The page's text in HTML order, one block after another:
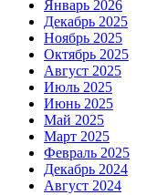
Январь 2026
Декабрь 2025
Ноябрь 2025
Октябрь 2025
Август 2025
Июль 2025
Июнь 2025
Май 2025
Март 2025
Февраль 2025
Декабрь 2024
Август 2024